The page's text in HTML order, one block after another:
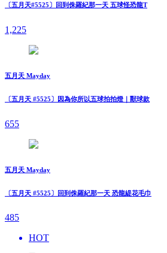
〔五月天#5525〕回到侏羅紀那一天 五球怪恐龍T
1,225
五月天 Mayday
〔五月天 #5525〕因為你所以五球拍拍燈｜獸球款
655
五月天 Mayday
〔五月天 #5525〕回到侏羅紀那一天 恐龍緹花毛巾
485
HOT